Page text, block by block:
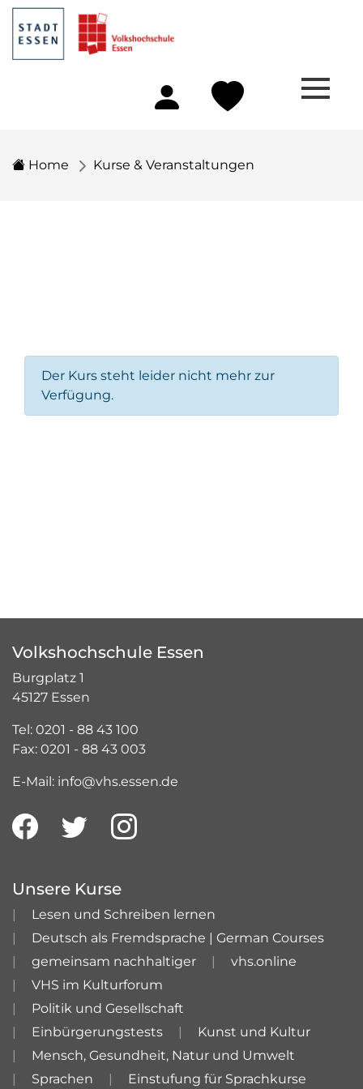
Home Kurse & Veranstaltungen
Der Kurs steht leider nicht mehr zur
Verfügung.
Volkshochschule Essen
Burgplatz 1
45127 Essen
Tel: 0201 - 88 43 100
Fax: 0201 - 88 43 003
E-Mail: info@vhs.essen.de
Unsere Kurse
Lesen und Schreiben lernen
Deutsch als Fremdsprache | German Courses
gemeinsam nachhaltiger
vhs.online
VHS im Kulturforum
Politik und Gesellschaft
Einbürgerungstests
Kunst und Kultur
Mensch, Gesundheit, Natur und Umwelt
Sprachen
Einstufung für Sprachkurse